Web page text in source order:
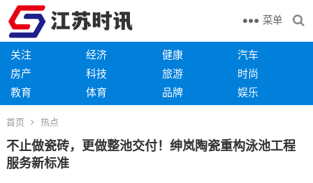
菜单
关注 经济 健康
汽车
房产
科技 旅游
时尚
教育
体育 品牌 娱乐
首页 热点
不止做瓷砖，更做整池交付！绅岚陶瓷重构泳池工程
服务新标准